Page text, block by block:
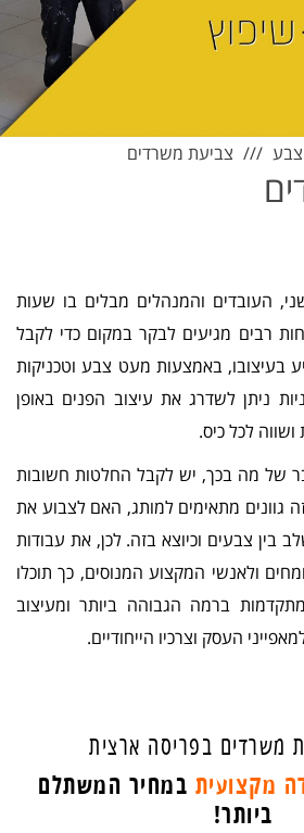
צבע צביעת משרדים
העובדים והמנהלים מבלים בו שעות
רבים מגיעים לבקר במקום כדי לקבל
בעיצובו, באמצעות מעט צבע וטכניקות
ניתן לשדרג את עיצוב הפנים באופן
לכל כיס.
של מה בכך, יש לקבל החלטות חשובות
גוונים מתאימים למותג, האם לצבוע את
בין צבעים וכיוצא בזה. לכן, את עבודות
ולאנשי המקצוע המנוסים, כך תוכלו
ברמה הגבוהה ביותר ומעיצוב
העסק וצרכיו הייחודיים.
משרדים בפריסה ארצית
מקצועית במחיר המשתלם
ביותר!